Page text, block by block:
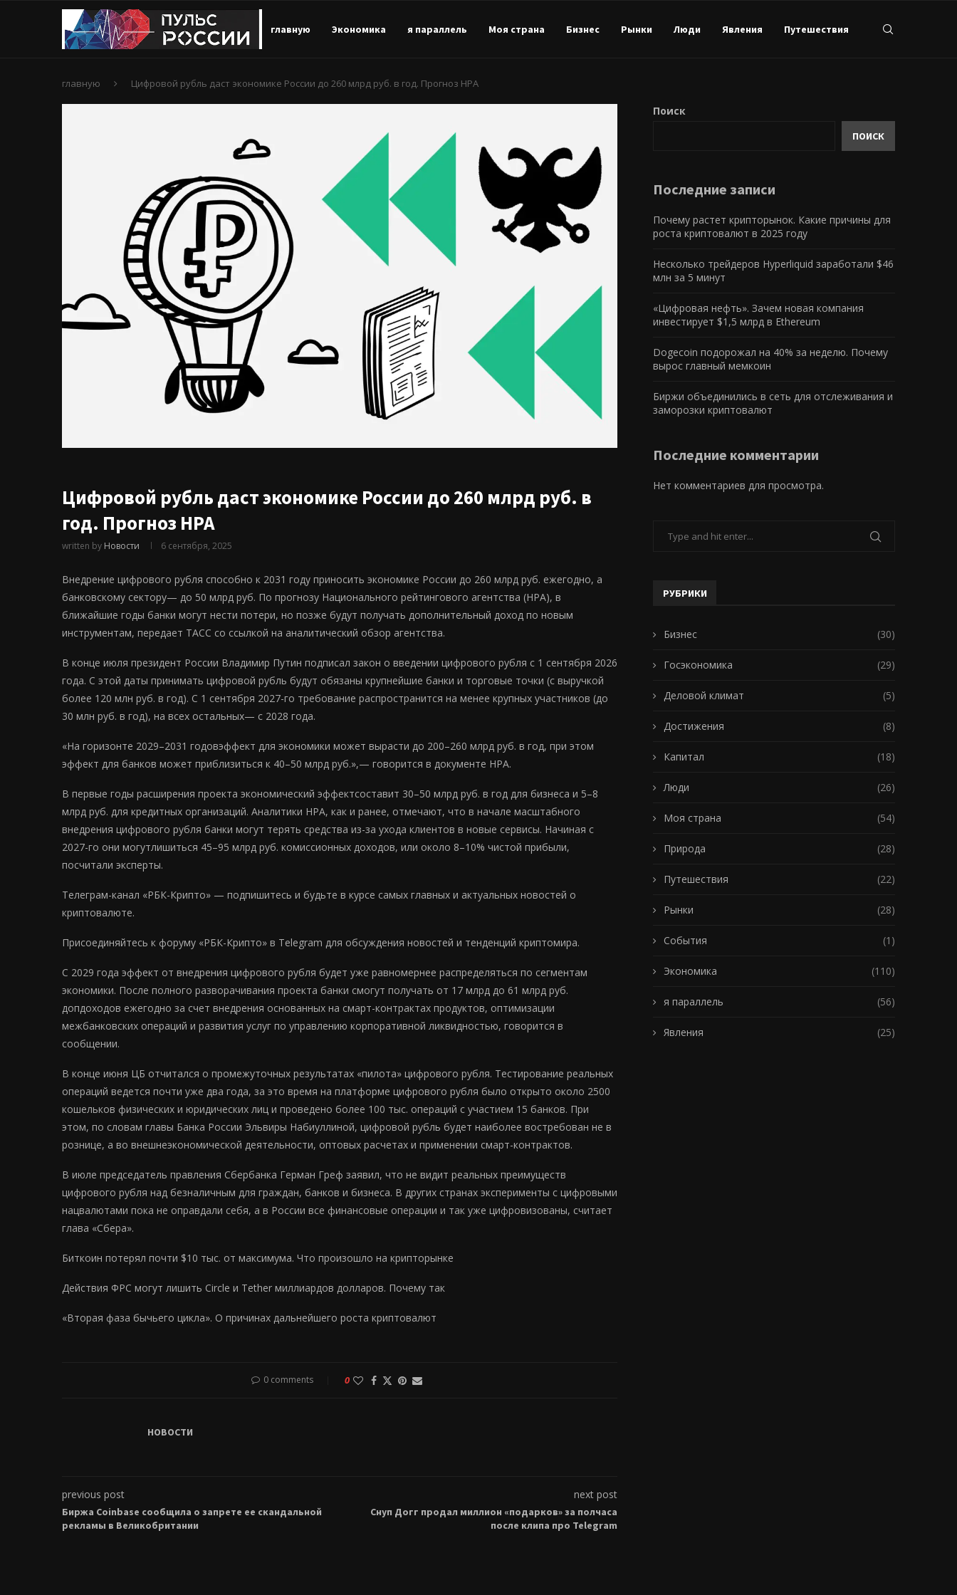
главную Экономика я параллель Моя страна Бизнес Рынки Люди Явления Путешествия
главную Цифровой рубль даст экономике России до 260 млрд руб. в год. Прогноз НРА
Цифровой рубль даст экономике России до 260 млрд руб. в
год. Прогноз НРА
written by Новости 6 сентября, 2025
Внедрение цифрового рубля способно к 2031 году приносить экономике России до 260 млрд руб. ежегодно, а
банковскому сектору— до 50 млрд руб. По прогнозу Национального рейтингового агентства (НРА), в
ближайшие годы банки могут нести потери, но позже будут получать дополнительный доход по новым
инструментам, передает ТАСС со ссылкой на аналитический обзор агентства.
В конце июля президент России Владимир Путин подписал закон о введении цифрового рубля с 1 сентября 2026
года. С этой даты принимать цифровой рубль будут обязаны крупнейшие банки и торговые точки (с выручкой
более 120 млн руб. в год). С 1 сентября 2027-го требование распространится на менее крупных участников (до
30 млн руб. в год), на всех остальных— с 2028 года.
«На горизонте 2029–2031 годовэффект для экономики может вырасти до 200–260 млрд руб. в год, при этом
эффект для банков может приблизиться к 40–50 млрд руб.»,— говорится в документе НРА.
В первые годы расширения проекта экономический эффектсоставит 30–50 млрд руб. в год для бизнеса и 5–8
млрд руб. для кредитных организаций. Аналитики НРА, как и ранее, отмечают, что в начале масштабного
внедрения цифрового рубля банки могут терять средства из-за ухода клиентов в новые сервисы. Начиная с
2027-го они могутлишиться 45–95 млрд руб. комиссионных доходов, или около 8–10% чистой прибыли,
посчитали эксперты.
Телеграм-канал «РБК-Крипто» — подпишитесь и будьте в курсе самых главных и актуальных новостей о
криптовалюте.
Присоединяйтесь к форуму «РБК-Крипто» в Telegram для обсуждения новостей и тенденций криптомира.
С 2029 года эффект от внедрения цифрового рубля будет уже равномернее распределяться по сегментам
экономики. После полного разворачивания проекта банки смогут получать от 17 млрд до 61 млрд руб.
допдоходов ежегодно за счет внедрения основанных на смарт-контрактах продуктов, оптимизации
межбанковских операций и развития услуг по управлению корпоративной ликвидностью, говорится в
сообщении.
В конце июня ЦБ отчитался о промежуточных результатах «пилота» цифрового рубля. Тестирование реальных
операций ведется почти уже два года, за это время на платформе цифрового рубля было открыто около 2500
кошельков физических и юридических лиц и проведено более 100 тыс. операций с участием 15 банков. При
этом, по словам главы Банка России Эльвиры Набиуллиной, цифровой рубль будет наиболее востребован не в
рознице, а во внешнеэкономической деятельности, оптовых расчетах и применении смарт-контрактов.
В июле председатель правления Сбербанка Герман Греф заявил, что не видит реальных преимуществ
цифрового рубля над безналичным для граждан, банков и бизнеса. В других странах эксперименты с цифровыми
нацвалютами пока не оправдали себя, а в России все финансовые операции и так уже цифровизованы, считает
глава «Сбера».
Биткоин потерял почти $10 тыс. от максимума. Что произошло на крипторынке
Действия ФРС могут лишить Circle и Tether миллиардов долларов. Почему так
«Вторая фаза бычьего цикла». О причинах дальнейшего роста криптовалют
0 comments 0
НОВОСТИ
previous post
Биржа Coinbase сообщила о запрете ее скандальной
рекламы в Великобритании
next post
Снуп Догг продал миллион «подарков» за полчаса
после клипа про Telegram
Поиск
ПОИСК
Последние записи
Почему растет крипторынок. Какие причины для
роста криптовалют в 2025 году
Несколько трейдеров Hyperliquid заработали $46
млн за 5 минут
«Цифровая нефть». Зачем новая компания
инвестирует $1,5 млрд в Ethereum
Dogecoin подорожал на 40% за неделю. Почему
вырос главный мемкоин
Биржи объединились в сеть для отслеживания и
заморозки криптовалют
Последние комментарии
Нет комментариев для просмотра.
РУБРИКИ
Бизнес (30)
Госэкономика (29)
Деловой климат (5)
Достижения (8)
Капитал (18)
Люди (26)
Моя страна (54)
Природа (28)
Путешествия (22)
Рынки (28)
События (1)
Экономика (110)
я параллель (56)
Явления (25)